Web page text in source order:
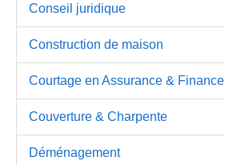
Conseil juridique
Construction de maison
Courtage en Assurance & Finance
Couverture & Charpente
Déménagement